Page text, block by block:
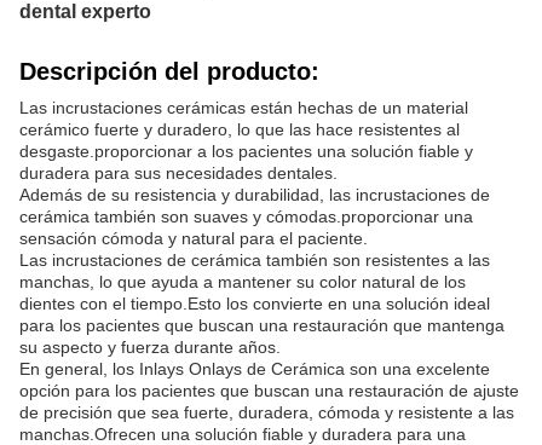
dental experto
Descripción del producto:
Las incrustaciones cerámicas están hechas de un material
cerámico fuerte y duradero, lo que las hace resistentes al
desgaste.proporcionar a los pacientes una solución fiable y
duradera para sus necesidades dentales.
Además de su resistencia y durabilidad, las incrustaciones de
cerámica también son suaves y cómodas.proporcionar una
sensación cómoda y natural para el paciente.
Las incrustaciones de cerámica también son resistentes a las
manchas, lo que ayuda a mantener su color natural de los
dientes con el tiempo.Esto los convierte en una solución ideal
para los pacientes que buscan una restauración que mantenga
su aspecto y fuerza durante años.
En general, los Inlays Onlays de Cerámica son una excelente
opción para los pacientes que buscan una restauración de ajuste
de precisión que sea fuerte, duradera, cómoda y resistente a las
manchas.Ofrecen una solución fiable y duradera para una